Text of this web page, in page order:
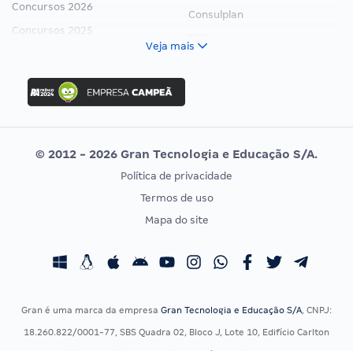
Concursos 2026
Concursos 2025
Concurso Ibama
Concurso MPU
Editais publicados
Consulplan
Vunesp
CONCURSOS POR PROFISSÃO
Concursos Fiscais
EXAME DE ORDEM
Calendário OAB
Veja mais
© 2012 - 2026 Gran Tecnologia e Educação S/A.
Política de privacidade
Termos de uso
Mapa do site
Gran é uma marca da empresa Gran Tecnologia e Educação S/A, CNPJ:
18.260.822/0001-77, SBS Quadra 02, Bloco J, Lote 10, Edifício Carlton